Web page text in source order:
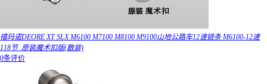
禧玛诺DEORE XT SLX M6100 M7100 M8100 M9100山地公路车12速链条 M6100-12速
118节_原装魔术扣版(散装)
0条评价